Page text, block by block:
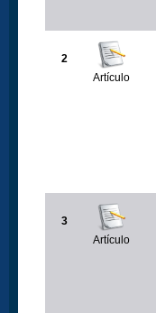
2
Artículo
3
Artículo